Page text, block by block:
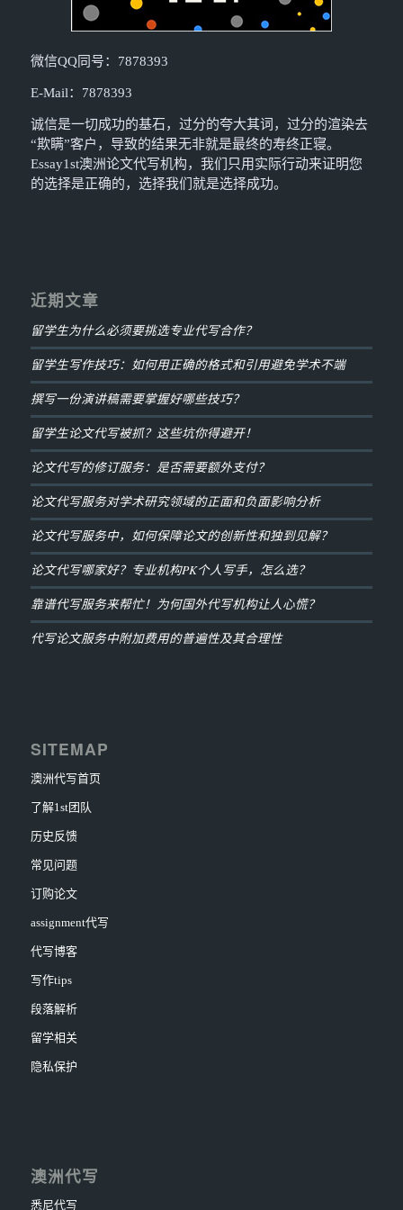
微信QQ同号：7878393
E-Mail：7878393
诚信是一切成功的基石，过分的夸大其词，过分的渲染去
“欺瞒”客户，导致的结果无非就是最终的寿终正寝。
Essay1st澳洲论文代写机构，我们只用实际行动来证明您
的选择是正确的，选择我们就是选择成功。
近期文章
留学生为什么必须要挑选专业代写合作？
留学生写作技巧：如何用正确的格式和引用避免学术不端
撰写一份演讲稿需要掌握好哪些技巧？
留学生论文代写被抓？这些坑你得避开！
论文代写的修订服务：是否需要额外支付？
论文代写服务对学术研究领域的正面和负面影响分析
论文代写服务中，如何保障论文的创新性和独到见解？
论文代写哪家好？专业机构PK个人写手，怎么选？
靠谱代写服务来帮忙！为何国外代写机构让人心慌？
代写论文服务中附加费用的普遍性及其合理性
SITEMAP
澳洲代写首页
了解1st团队
历史反馈
常见问题
订购论文
assignment代写
代写博客
写作tips
段落解析
留学相关
隐私保护
澳洲代写
悉尼代写